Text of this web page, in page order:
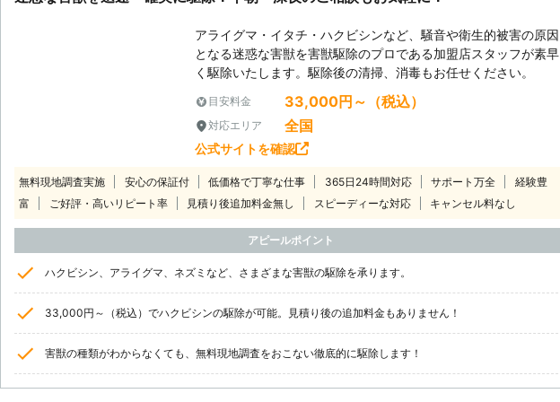
アライグマ・イタチ・ハクビシンなど、騒音や衛生的被害の原因
となる迷惑な害獣を害獣駆除のプロである加盟店スタッフが素早
く駆除いたします。駆除後の清掃、消毒もお任せください。
目安料金 33,000円～（税込）
対応エリア 全国
公式サイトを確認
無料現地調査実施 安心の保証付 低価格で丁寧な仕事 365日24時間対応 サポート万全
経験豊
富
ご好評・高いリピート率 見積り後追加料金無し スピーディーな対応 キャンセル料なし
アピールポイント
ハクビシン、アライグマ、ネズミなど、さまざまな害獣の駆除を承ります。
33,000円～（税込）でハクビシンの駆除が可能。見積り後の追加料金もありません！
害獣の種類がわからなくても、無料現地調査をおこない徹底的に駆除します！